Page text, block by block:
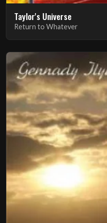
Taylor's Universe
Return to Whatever